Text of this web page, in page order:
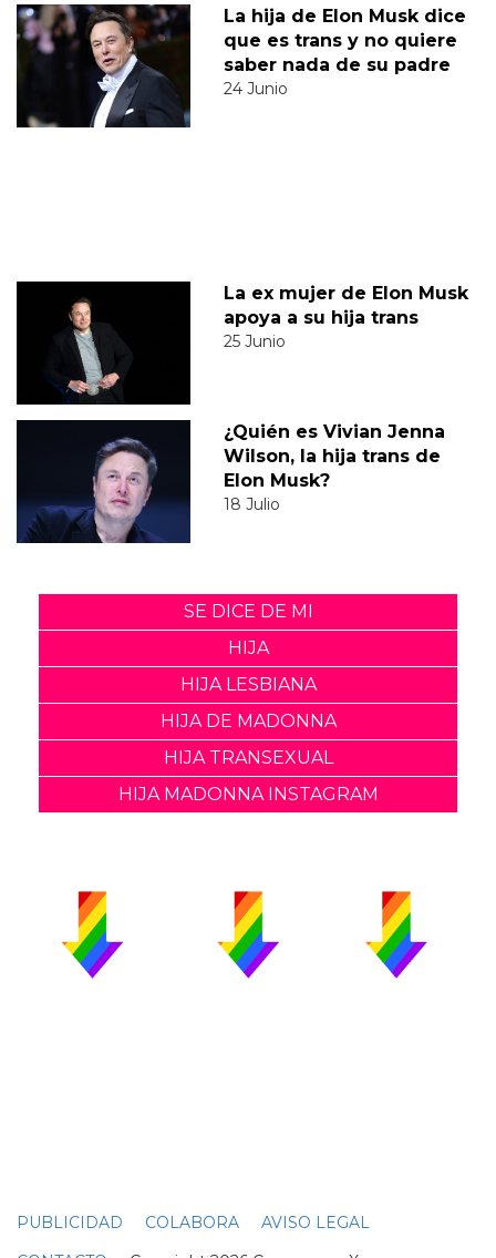
La hija de Elon Musk dice
que es trans y no quiere
saber nada de su padre
24 Junio
La ex mujer de Elon Musk
apoya a su hija trans
25 Junio
¿Quién es Vivian Jenna
Wilson, la hija trans de
Elon Musk?
18 Julio
SE DICE DE MI
HIJA
HIJA LESBIANA
HIJA DE MADONNA
HIJA TRANSEXUAL
HIJA MADONNA INSTAGRAM
PUBLICIDAD COLABORA
AVISO LEGAL